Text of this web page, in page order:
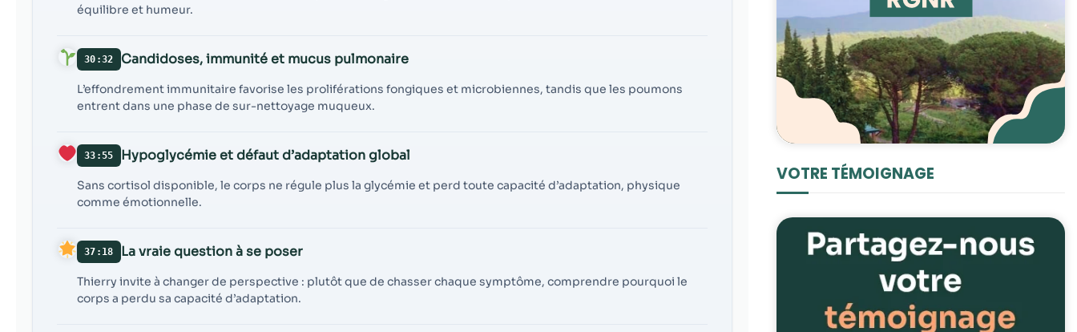
équilibre et humeur.
30:32 Candidoses, immunité et mucus pulmonaire
L’effondrement immunitaire favorise les proliférations fongiques et microbiennes, tandis que les poumons
entrent dans une phase de sur-nettoyage muqueux.
33:55 Hypoglycémie et défaut d’adaptation global
Sans cortisol disponible, le corps ne régule plus la glycémie et perd toute capacité d’adaptation, physique
comme émotionnelle.
37:18 La vraie question à se poser
Thierry invite à changer de perspective : plutôt que de chasser chaque symptôme, comprendre pourquoi le
corps a perdu sa capacité d’adaptation.
VOTRE TÉMOIGNAGE